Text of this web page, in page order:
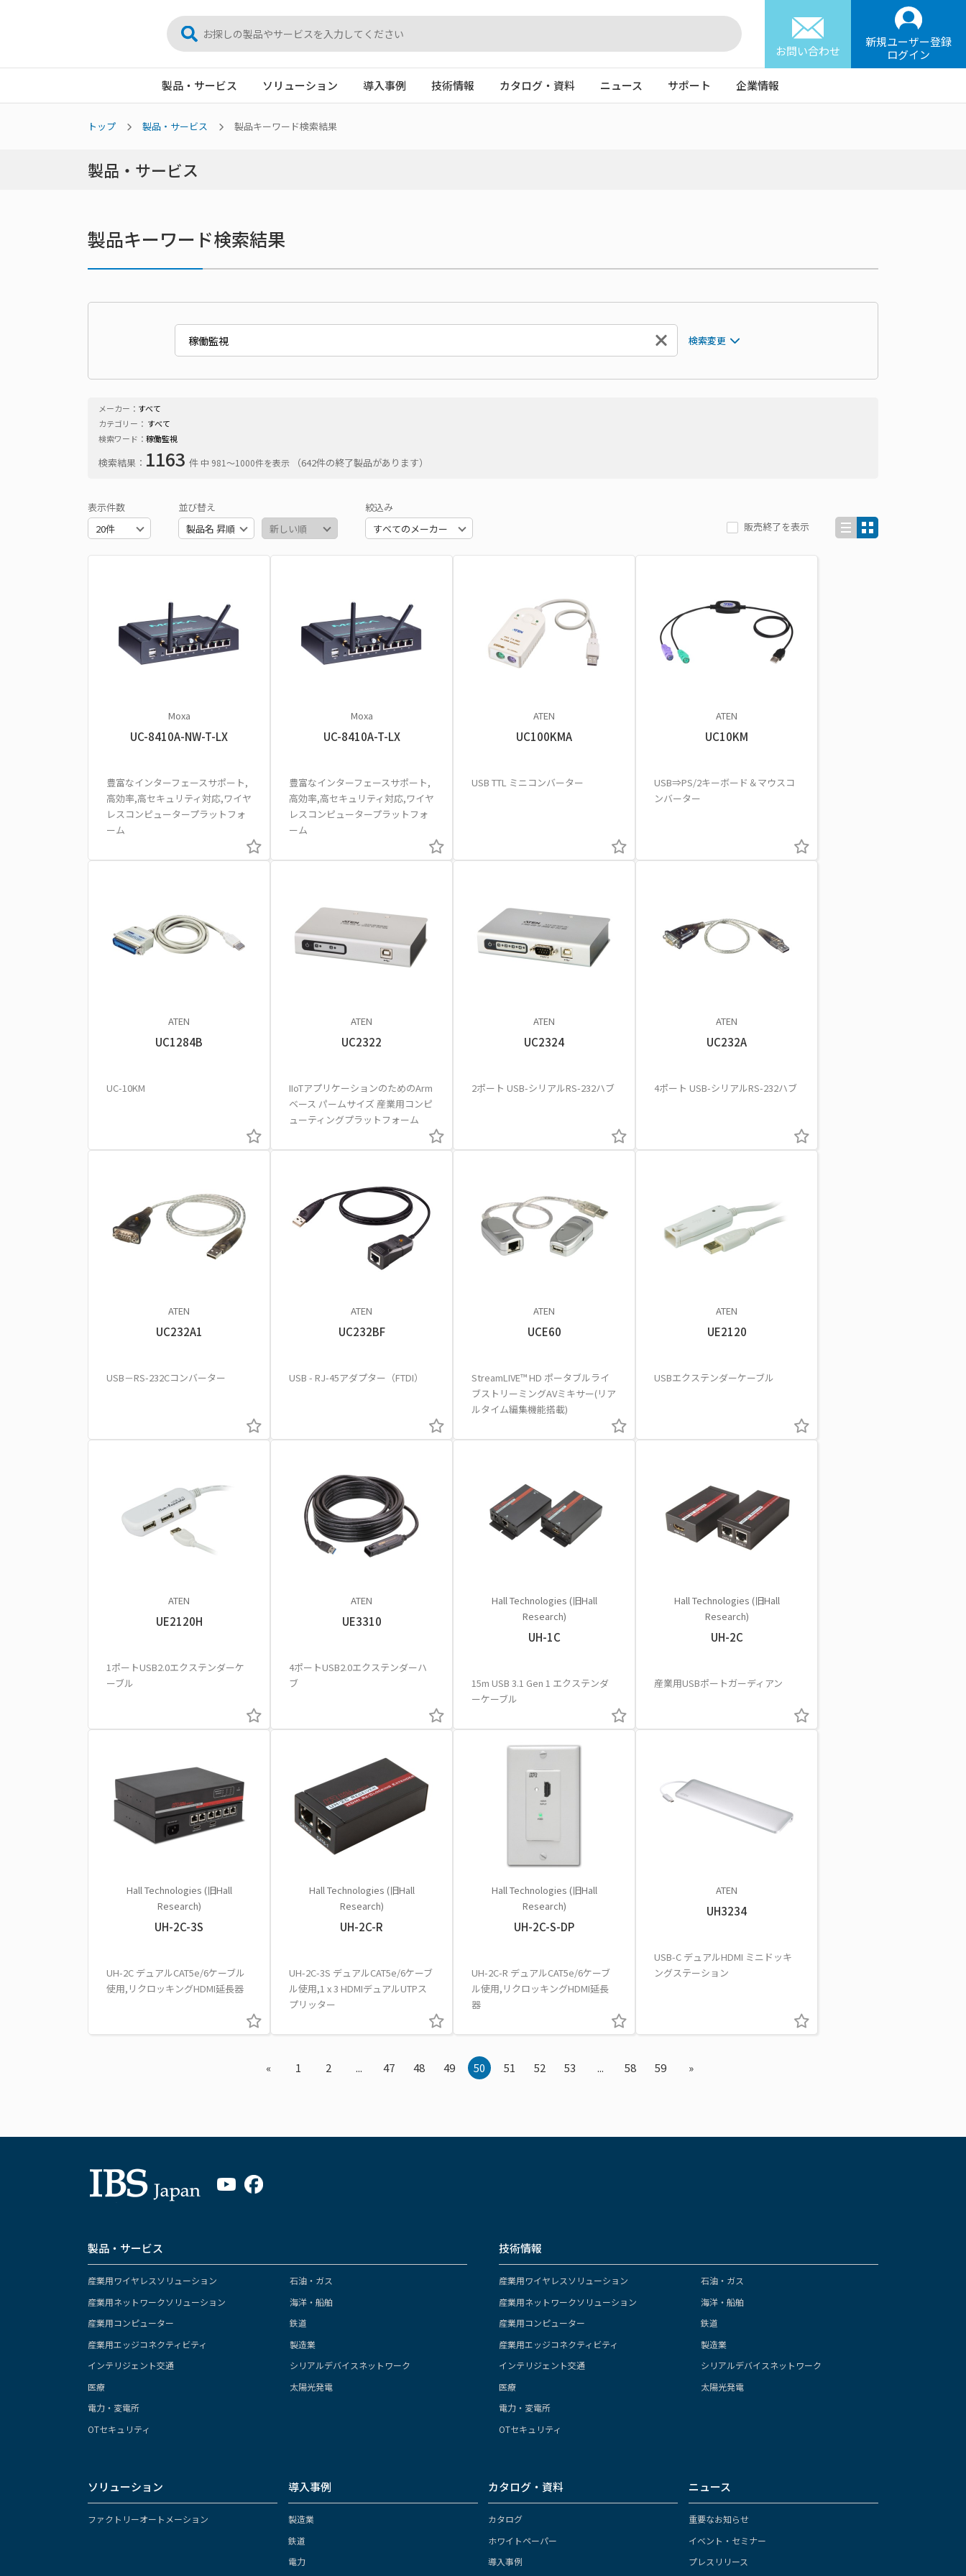
お問い合わせ
新規ユーザー登録
ログイン
製品・サービス ソリューション 導入事例 技術情報 カタログ・資料 ニュース サポート 企業情報
トップ 製品・サービス 製品キーワード検索結果
製品・サービス
製品キーワード検索結果
検索変更
メーカー： すべて
カテゴリー： すべて
検索ワード： 稼働監視
検索結果： 1163 件 中 981〜1000件を表示 （642件の終了製品があります）
表示件数 並び替え
絞込み
販売終了を表示
Moxa
UC-8410A-NW-T-LX
豊富なインターフェースサポート,
高効率,高セキュリティ対応,ワイヤ
レスコンピュータープラットフォ
ーム
Moxa
UC-8410A-T-LX
豊富なインターフェースサポート,
高効率,高セキュリティ対応,ワイヤ
レスコンピュータープラットフォ
ーム
ATEN
UC100KMA
USB TTL ミニコンバーター
ATEN
UC10KM
USB⇒PS/2キーボード＆マウスコ
ンバーター
ATEN
UC1284B
UC-10KM
ATEN
UC2322
IIoTアプリケーションのためのArm
ベース パームサイズ 産業用コンピ
ューティングプラットフォーム
ATEN
UC2324
2ポート USB-シリアルRS-232ハブ
ATEN
UC232A
4ポート USB-シリアルRS-232ハブ
ATEN
UC232A1
USB－RS-232Cコンバーター
ATEN
UC232BF
USB - RJ-45アダプター（FTDI）
ATEN
UCE60
StreamLIVE™ HD ポータブルライ
ブストリーミングAVミキサー(リア
ルタイム編集機能搭載)
ATEN
UE2120
USBエクステンダーケーブル
ATEN
UE2120H
1ポートUSB2.0エクステンダーケ
ーブル
ATEN
UE3310
4ポートUSB2.0エクステンダーハ
ブ
Hall Technologies (旧Hall
Research)
UH-1C
15m USB 3.1 Gen 1 エクステンダ
ーケーブル
Hall Technologies (旧Hall
Research)
UH-2C
産業用USBポートガーディアン
Hall Technologies (旧Hall
Research)
UH-2C-3S
UH-2C デュアルCAT5e/6ケーブル
使用,リクロッキングHDMI延長器
Hall Technologies (旧Hall
Research)
UH-2C-R
UH-2C-3S デュアルCAT5e/6ケーブ
ル使用,1 x 3 HDMIデュアルUTPス
プリッター
Hall Technologies (旧Hall
Research)
UH-2C-S-DP
UH-2C-R デュアルCAT5e/6ケーブ
ル使用,リクロッキングHDMI延長
器
ATEN
UH3234
USB-C デュアルHDMI ミニドッキ
ングステーション
« 1 2 ... 47 48 49 50 51 52 53 ... 58 59 »
製品・サービス
産業用ワイヤレスソリューション
産業用ネットワークソリューション
産業用コンピューター
産業用エッジコネクティビティ
インテリジェント交通
医療
電力・変電所
OTセキュリティ
石油・ガス
海洋・船舶
鉄道
製造業
シリアルデバイスネットワーク
太陽光発電
技術情報
産業用ワイヤレスソリューション
産業用ネットワークソリューション
産業用コンピューター
産業用エッジコネクティビティ
インテリジェント交通
医療
電力・変電所
OTセキュリティ
石油・ガス
海洋・船舶
鉄道
製造業
シリアルデバイスネットワーク
太陽光発電
ソリューション
ファクトリーオートメーション
導入事例
製造業
鉄道
電力
カタログ・資料
カタログ
ホワイトペーパー
導入事例
ニュース
重要なお知らせ
イベント・セミナー
プレスリリース